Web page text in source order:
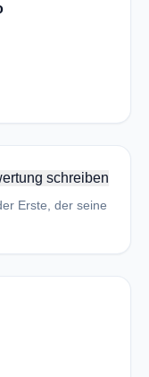
schreiben
Erste, der seine